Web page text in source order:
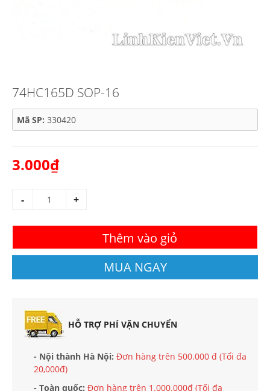
74HC165D SOP-16
Mã SP: 330420
3.000₫
- +
Thêm vào giỏ
MUA NGAY
HỖ TRỢ PHÍ VẬN CHUYỂN
- Nội thành Hà Nội: Đơn hàng trên 500.000 đ (Tối đa
20,000đ)
- Toàn quốc: Đơn hàng trên 1.000.000đ (Tối đa